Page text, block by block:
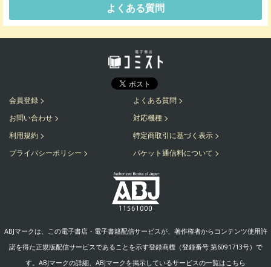
よくある質問
会員登録
よくある質問
お問い合わせ
対応機種
利用規約
特定商取引に基づく表示
プライバシーポリシー
パケット通信料について
ABJマークは、この電子書店・電子書籍配信サービスが、著作権者からコンテンツ使用許
諾を得た正規版配信サービスであることを示す登録商標（登録番号 第6091713号）で
す。ABJマークの詳細、ABJマークを掲示しているサービスの一覧はこちら